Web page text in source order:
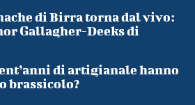
di Birra torna dal vivo:
Gallagher-Deeks di
di artigianale hanno
brassicolo?